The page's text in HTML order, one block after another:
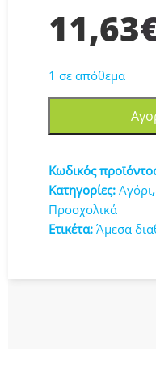
11,63
1 σε απόθεμα
287
ποσότητα
Κωδικός
Κατηγορίες: Αγόρι,
Προσχολικά
Ετικέτα: Άμεσα